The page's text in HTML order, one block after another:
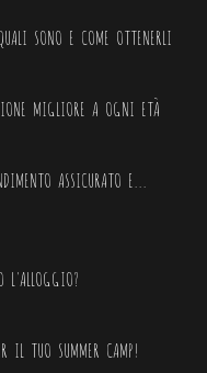
SONO E COME OTTENERLI
MIGLIORE A OGNI ETÀ
ASSICURATO E...
L'ALLOGGIO?
IL TUO SUMMER CAMP!